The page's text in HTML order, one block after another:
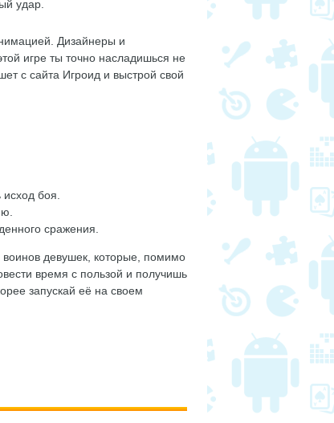
удар.
Дизайнеры и
игре ты точно насладишься не
с сайта Игроид и выстрой свой
боя.
сражения.
воинов девушек, которые, помимо
время с пользой и получишь
запускай её на своем